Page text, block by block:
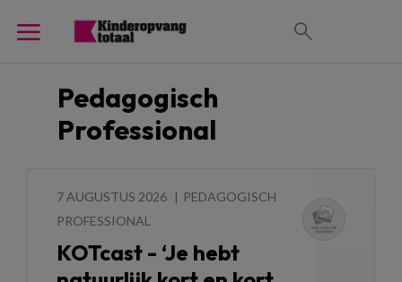
Pedagogisch
Professional
7 AUGUSTUS 2026
PEDAGOGISCH
PROFESSIONAL
KOTcast - ‘Je hebt